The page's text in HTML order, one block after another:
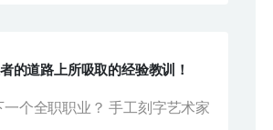
的道路上所吸取的经验教训！
个全职职业？ 手工刻字艺术家